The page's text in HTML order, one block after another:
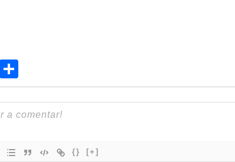
Comparteix
{} [+]